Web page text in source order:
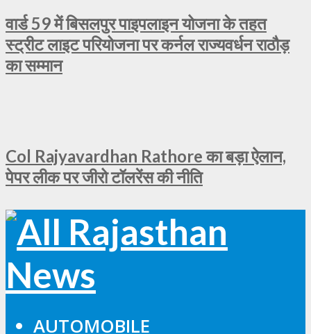
वार्ड 59 में बिसलपुर पाइपलाइन योजना के तहत
स्ट्रीट लाइट परियोजना पर कर्नल राज्यवर्धन राठौड़
का सम्मान
Col Rajyavardhan Rathore का बड़ा ऐलान,
पेपर लीक पर जीरो टॉलरेंस की नीति
AUTOMOBILE